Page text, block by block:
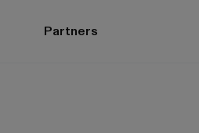
Partners